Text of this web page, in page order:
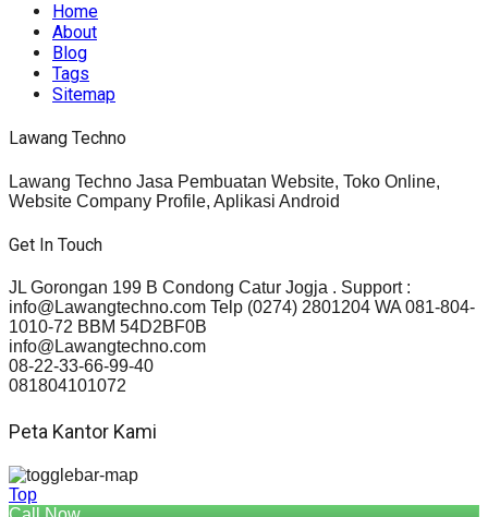
Home
About
Blog
Tags
Sitemap
Lawang Techno
Lawang Techno Jasa Pembuatan Website, Toko Online,
Website Company Profile, Aplikasi Android
Get In Touch
JL Gorongan 199 B Condong Catur Jogja . Support :
info@Lawangtechno.com Telp (0274) 2801204 WA 081-804-
1010-72 BBM 54D2BF0B
info@Lawangtechno.com
08-22-33-66-99-40
081804101072
Peta Kantor Kami
Top